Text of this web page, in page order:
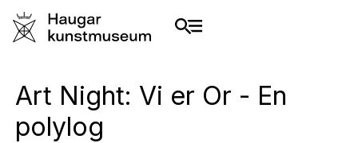
Art Night: Vi er Or - En
polylog